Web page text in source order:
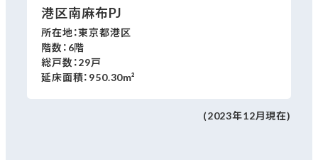
港区南麻布PJ
所在地：東京都港区
階数： 6階
総戸数：29戸
延床面積： 950.30m²
(2023年12月現在)